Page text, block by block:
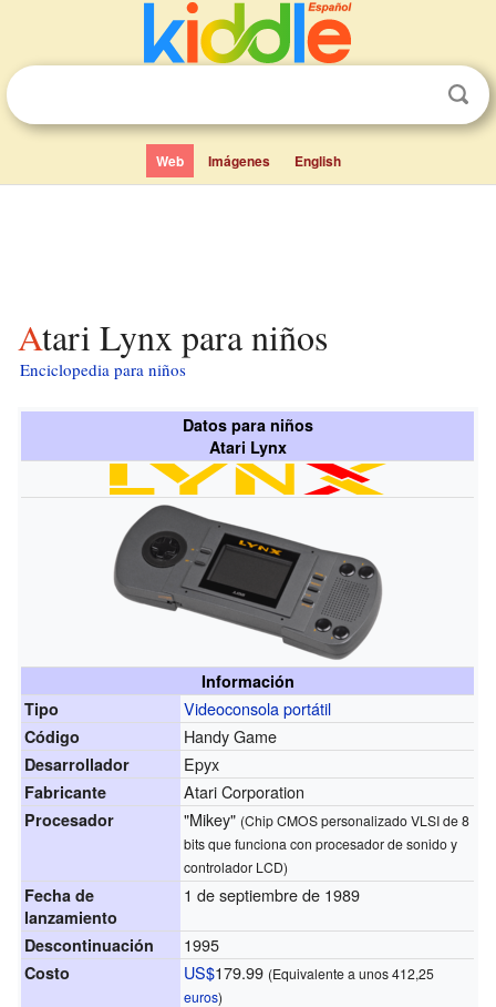
Web Imágenes English
Atari Lynx para niños
Enciclopedia para niños
Datos para niños
Atari Lynx
Información
Tipo
Videoconsola portátil
Código Handy Game
Desarrollador Epyx
Fabricante Atari Corporation
Procesador "Mikey" (Chip CMOS personalizado VLSI de 8
bits que funciona con procesador de sonido y
controlador LCD)
Fecha de
lanzamiento
1 de septiembre de 1989
Descontinuación 1995
Costo US$179.99 (Equivalente a unos 412,25
euros)